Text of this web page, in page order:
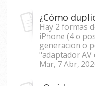
Hay 2 formas
iPhone (4 o
generación o
"adaptador AV
Mar, 7 Abr,